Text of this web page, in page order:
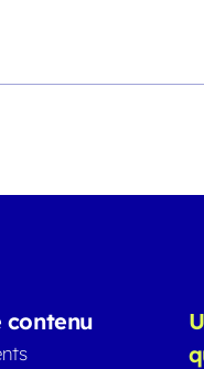
contenu